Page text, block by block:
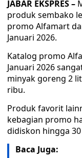
JABAR EKSPRES –
produk sembako
promo Alfamart
Januari 2026.
Katalog promo
Januari 2026
minyak goreng 2
ribu.
Produk favorit
kebagian promo
didiskon hingga
Baca Juga: